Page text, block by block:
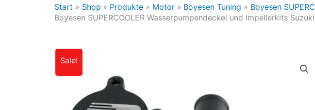
Start Shop Produkte Motor Boyesen Tuning
Boyesen
Boyesen SUPERCOOLER Wasserpumpendeckel und Impellerkits
Sale!